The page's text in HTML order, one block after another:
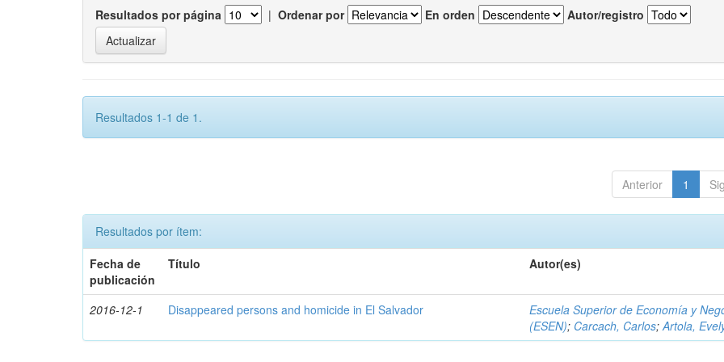
Resultados por página | Ordenar por En orden Autor/registro
Resultados 1-1 de 1.
Anterior 1
Resultados por ítem:
Fecha de
publicación
Título Autor(es)
2016-12-1 Disappeared persons and homicide in El Salvador
Escuela Superior de Economía y
(ESEN); Carcach, Carlos;Artola,